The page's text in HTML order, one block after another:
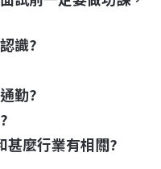
識?
勤?
甚麼行業有相關?